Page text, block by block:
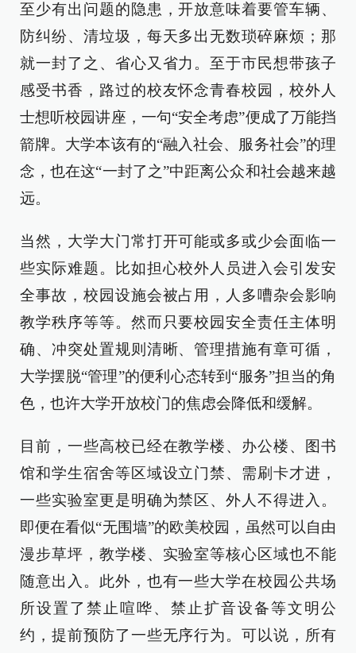
至少有出问题的隐患，开放意味着要管车辆、
防纠纷、清垃圾，每天多出无数琐碎麻烦；那
就一封了之、省心又省力。至于市民想带孩子
感受书香，路过的校友怀念青春校园，校外人
士想听校园讲座，一句“安全考虑”便成了万能挡
箭牌。大学本该有的“融入社会、服务社会”的理
念，也在这“一封了之”中距离公众和社会越来越
远。
当然，大学大门常打开可能或多或少会面临一
些实际难题。比如担心校外人员进入会引发安
全事故，校园设施会被占用，人多嘈杂会影响
教学秩序等等。然而只要校园安全责任主体明
确、冲突处置规则清晰、管理措施有章可循，
大学摆脱“管理”的便利心态转到“服务”担当的角
色，也许大学开放校门的焦虑会降低和缓解。
目前，一些高校已经在教学楼、办公楼、图书
馆和学生宿舍等区域设立门禁、需刷卡才进，
一些实验室更是明确为禁区、外人不得进入。
即便在看似“无围墙”的欧美校园，虽然可以自由
漫步草坪，教学楼、实验室等核心区域也不能
随意出入。此外，也有一些大学在校园公共场
所设置了禁止喧哗、禁止扩音设备等文明公
约，提前预防了一些无序行为。可以说，所有